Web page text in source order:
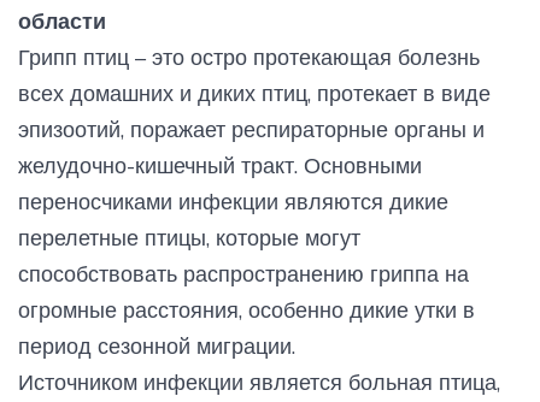
области
Грипп птиц – это остро протекающая болезнь
всех домашних и диких птиц, протекает в виде
эпизоотий, поражает респираторные органы и
желудочно-кишечный тракт. Основными
переносчиками инфекции являются дикие
перелетные птицы, которые могут
способствовать распространению гриппа на
огромные расстояния, особенно дикие утки в
период сезонной миграции.
Источником инфекции является больная птица,